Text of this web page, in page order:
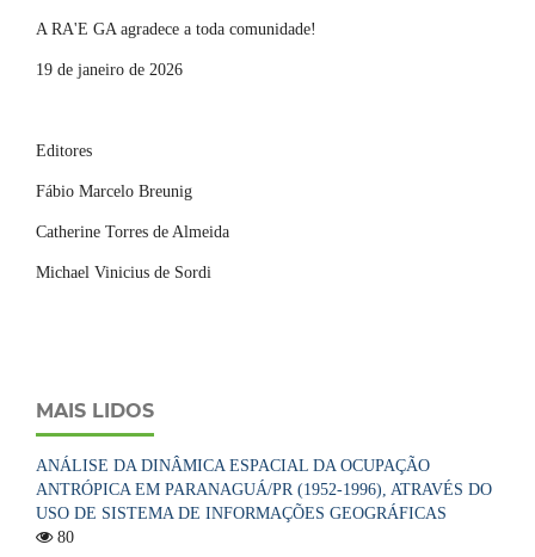
A RA'E GA agradece a toda comunidade!
19 de janeiro de 2026
Editores
Fábio Marcelo Breunig
Catherine Torres de Almeida
Michael Vinicius de Sordi
MAIS LIDOS
ANÁLISE DA DINÂMICA ESPACIAL DA OCUPAÇÃO
ANTRÓPICA EM PARANAGUÁ/PR (1952-1996), ATRAVÉS DO
USO DE SISTEMA DE INFORMAÇÕES GEOGRÁFICAS
80